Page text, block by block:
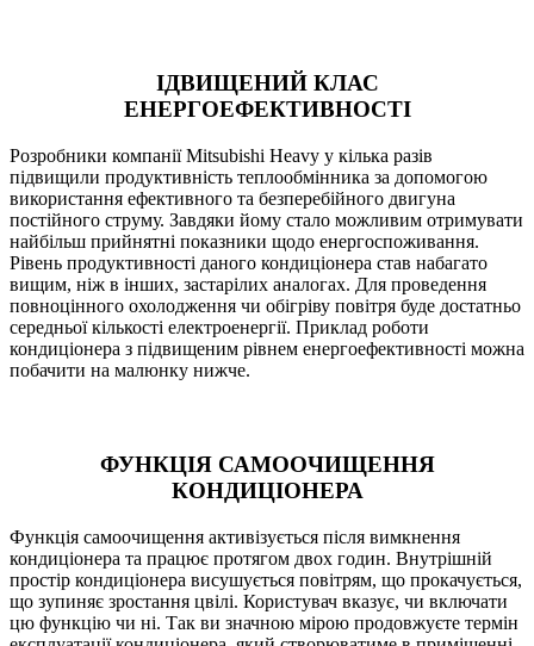
ІДВИЩЕНИЙ КЛАС
ЕНЕРГОЕФЕКТИВНОСТІ
Розробники компанії Mitsubishi Heavy у кілька разів
підвищили продуктивність теплообмінника за допомогою
використання ефективного та безперебійного двигуна
постійного струму. Завдяки йому стало можливим отримувати
найбільш прийнятні показники щодо енергоспоживання.
Рівень продуктивності даного кондиціонера став набагато
вищим, ніж в інших, застарілих аналогах. Для проведення
повноцінного охолодження чи обігріву повітря буде достатньо
середньої кількості електроенергії. Приклад роботи
кондиціонера з підвищеним рівнем енергоефективності можна
побачити на малюнку нижче.
ФУНКЦІЯ САМООЧИЩЕННЯ
КОНДИЦІОНЕРА
Функція самоочищення активізується після вимкнення
кондиціонера та працює протягом двох годин. Внутрішній
простір кондиціонера висушується повітрям, що прокачується,
що зупиняє зростання цвілі. Користувач вказує, чи включати
цю функцію чи ні. Так ви значною мірою продовжуєте термін